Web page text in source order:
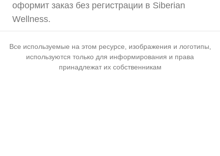
оформит заказ без регистрации в Siberian
Wellness.
Все используемые на этом ресурсе, изображения и логотипы,
используются только для информирования и права
принадлежат их собственникам